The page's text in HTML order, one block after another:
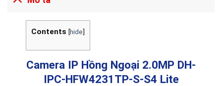
Contents [hide]
Camera IP Hồng Ngoại 2.0MP DH-
IPC-HFW4231TP-S-S4 Lite